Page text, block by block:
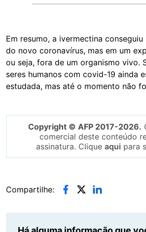
Em resumo, a ivermectina
do novo coronavírus, mas em um
ou seja, fora de um organismo vivo.
seres humanos com covid-19 ainda
estudada, mas até o momento não
Copyright © AFP 2017-2026.
comercial deste conteúdo
assinatura. Clique aqui para
Compartilhe: